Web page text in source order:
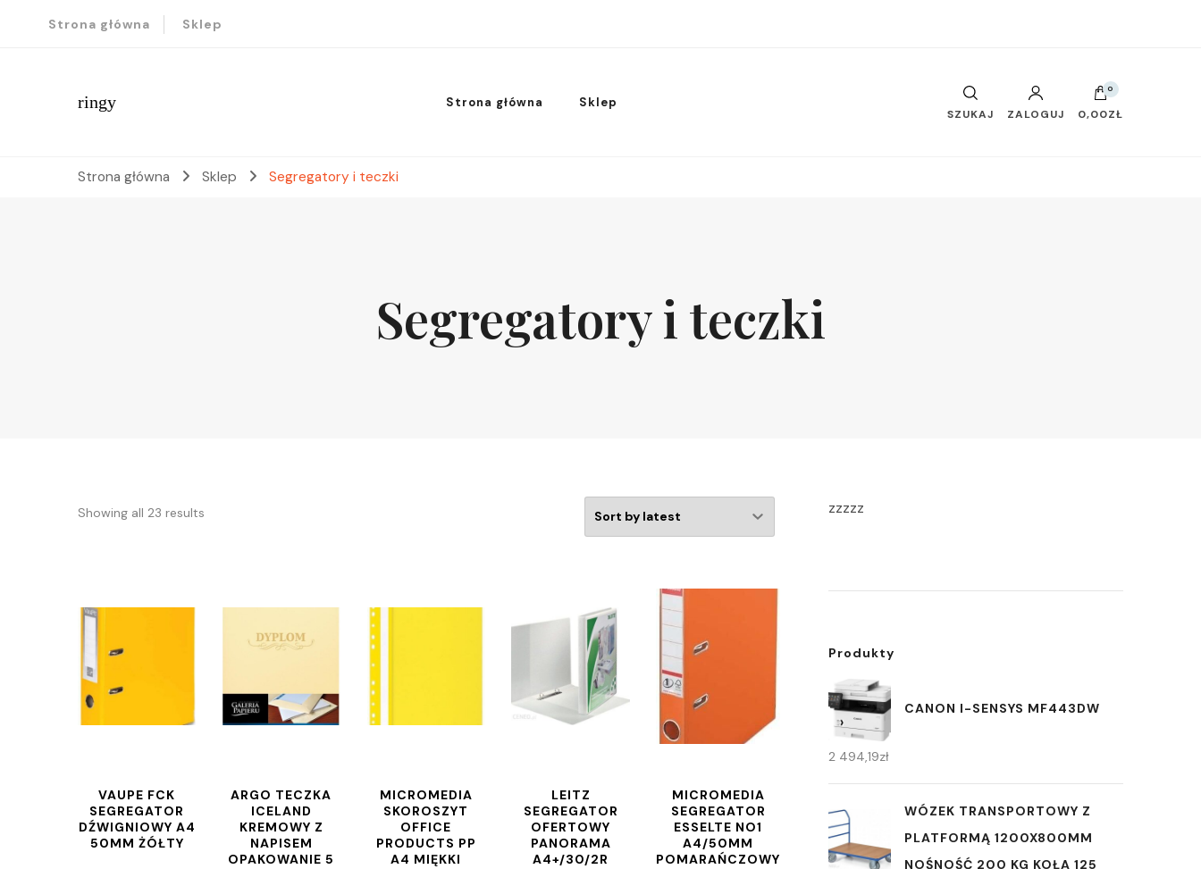
Strona główna Sklep
ringy Strona główna Sklep
SZUKAJ ZALOGUJ
0
0,00ZŁ
Strona główna Sklep Segregatory i teczki
Segregatory i teczki
Showing all 23 results
VAUPE FCK
SEGREGATOR
DŹWIGNIOWY A4
50MM ŻÓŁTY
ARGO TECZKA
ICELAND
KREMOWY Z
NAPISEM
OPAKOWANIE 5
MICROMEDIA
SKOROSZYT
OFFICE
PRODUCTS PP
A4 MIĘKKI
LEITZ
SEGREGATOR
OFERTOWY
PANORAMA
A4+/30/2R
MICROMEDIA
SEGREGATOR
ESSELTE NO1
A4/50MM
POMARAŃCZOWY
zzzzz
Produkty
CANON I-SENSYS MF443DW
2 494,19zł
WÓZEK TRANSPORTOWY Z
PLATFORMĄ 1200X800MM
NOŚNOŚĆ 200 KG KOŁA 125